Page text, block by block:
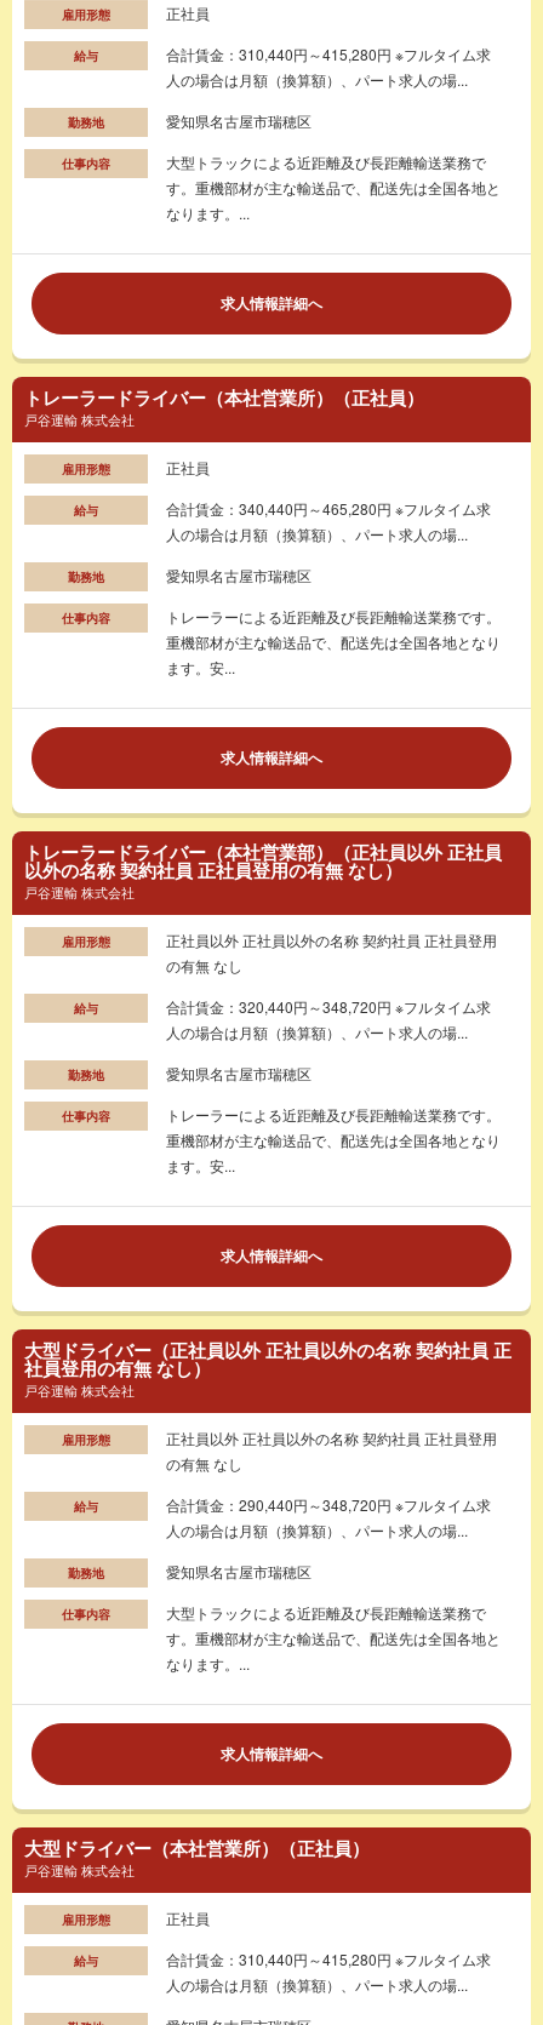
雇用形態 正社員
給与
合計賃金：310,440円～415,280円 ※フルタイム求
人の場合は月額（換算額）、パート求人の場...
勤務地 愛知県名古屋市瑞穂区
仕事内容
大型トラックによる近距離及び長距離輸送業務で
す。重機部材が主な輸送品で、配送先は全国各地と
なります。...
求人情報詳細へ
トレーラードライバー（本社営業所）（正社員）
戸谷運輸 株式会社
雇用形態 正社員
給与
合計賃金：340,440円～465,280円 ※フルタイム求
人の場合は月額（換算額）、パート求人の場...
勤務地 愛知県名古屋市瑞穂区
仕事内容
トレーラーによる近距離及び長距離輸送業務です。
重機部材が主な輸送品で、配送先は全国各地となり
ます。安...
求人情報詳細へ
トレーラードライバー（本社営業部）（正社員以外 正社員
以外の名称 契約社員 正社員登用の有無 なし）
戸谷運輸 株式会社
雇用形態
正社員以外 正社員以外の名称 契約社員 正社員登用
の有無 なし
給与
合計賃金：320,440円～348,720円 ※フルタイム求
人の場合は月額（換算額）、パート求人の場...
勤務地 愛知県名古屋市瑞穂区
仕事内容
トレーラーによる近距離及び長距離輸送業務です。
重機部材が主な輸送品で、配送先は全国各地となり
ます。安...
求人情報詳細へ
大型ドライバー（正社員以外 正社員以外の名称 契約社員 正
社員登用の有無 なし）
戸谷運輸 株式会社
雇用形態
正社員以外 正社員以外の名称 契約社員 正社員登用
の有無 なし
給与
合計賃金：290,440円～348,720円 ※フルタイム求
人の場合は月額（換算額）、パート求人の場...
勤務地 愛知県名古屋市瑞穂区
仕事内容
大型トラックによる近距離及び長距離輸送業務で
す。重機部材が主な輸送品で、配送先は全国各地と
なります。...
求人情報詳細へ
大型ドライバー（本社営業所）（正社員）
戸谷運輸 株式会社
雇用形態 正社員
給与
合計賃金：310,440円～415,280円 ※フルタイム求
人の場合は月額（換算額）、パート求人の場...